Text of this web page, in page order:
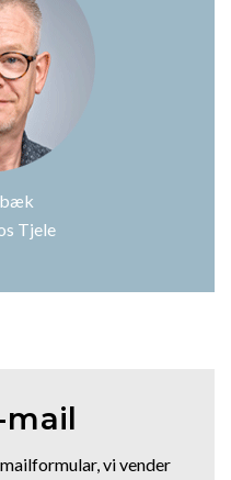
Tjele
mail
vi vender